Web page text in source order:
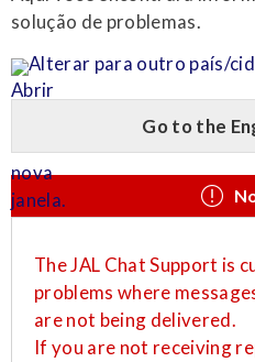
solução de problemas.
Alterar para outro país/
Go to the
The JAL Chat Support is
problems where
are not being delivered.
If you are not receiving